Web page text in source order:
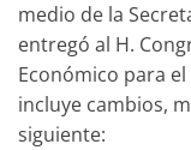
medio de la
entregó al H.
Económico para
incluye cambios,
siguiente: